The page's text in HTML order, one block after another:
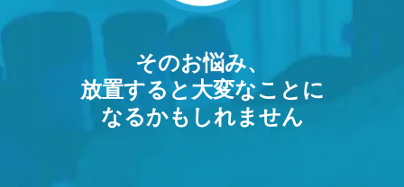
そのお悩み、
放置すると大変なことに
なるかもしれません